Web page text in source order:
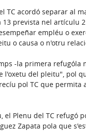
TC acordó separar al
prevista nel artículu
empléu o
o causa o n'otru
-la primera
del pleitu", pol
pol TC que
el Plenu del TC
Zapata pola que